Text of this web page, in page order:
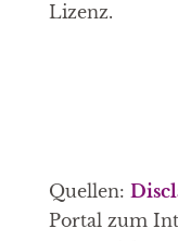
Lizenz.
Quellen:
Portal zum